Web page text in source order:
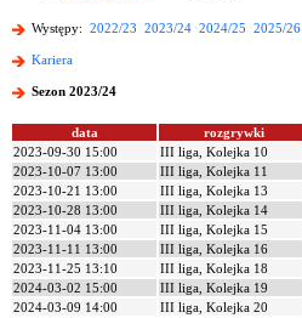
Występy: 2022/23 2023/24 2024/25 2025/26
Kariera
Sezon 2023/24
data rozgrywki
2023-09-30 15:00
III liga, Kolejka 10
2023-10-07 13:00
III liga, Kolejka 11
2023-10-21 13:00
III liga, Kolejka 13
2023-10-28 13:00
III liga, Kolejka 14
2023-11-04 13:00
III liga, Kolejka 15
2023-11-11 13:00
III liga, Kolejka 16
2023-11-25 13:10
III liga, Kolejka 18
2024-03-02 15:00
III liga, Kolejka 19
2024-03-09 14:00
III liga, Kolejka 20